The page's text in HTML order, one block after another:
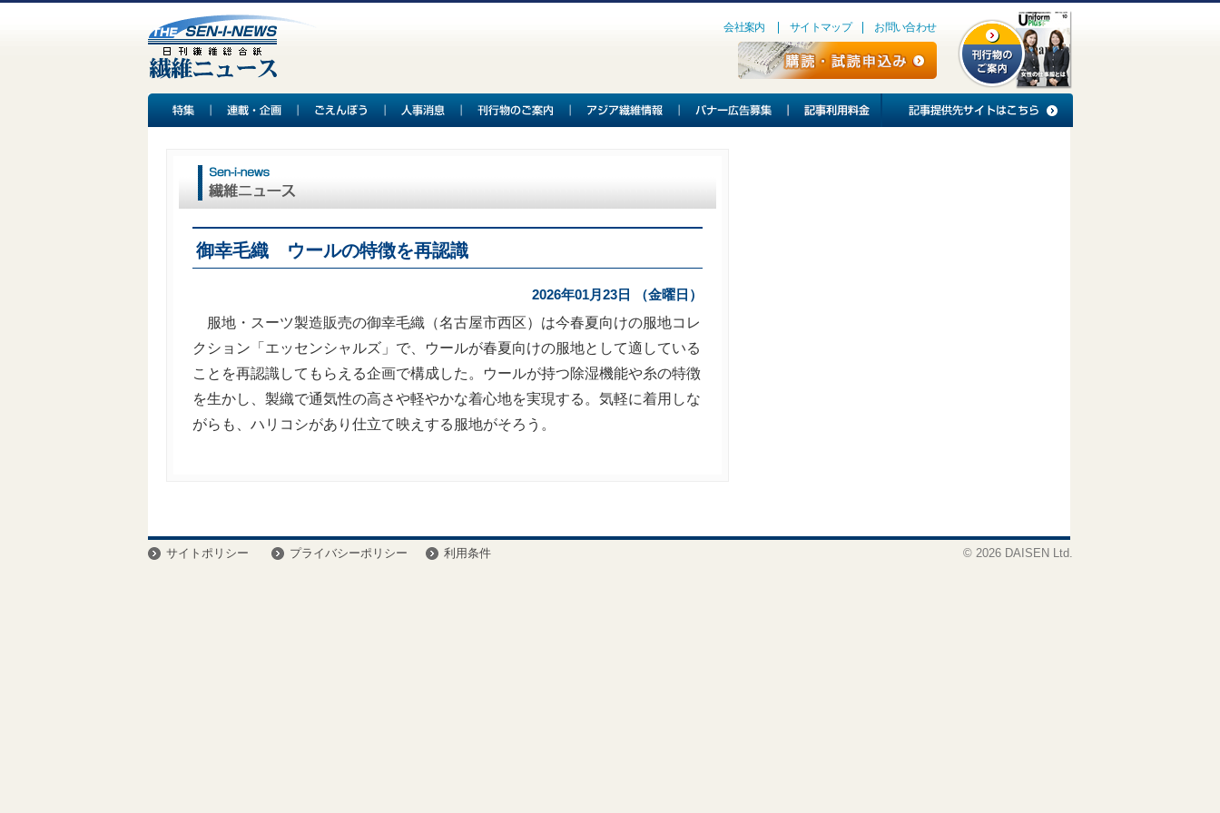
会社案内 サイトマップ お問い合わせ
御幸毛織 ウールの特徴を再認識
2026年01月23日 （金曜日）
服地・スーツ製造販売の御幸毛織（名古屋市西区）は今春夏向けの服地コレ
クション「エッセンシャルズ」で、ウールが春夏向けの服地として適している
ことを再認識してもらえる企画で構成した。ウールが持つ除湿機能や糸の特徴
を生かし、製織で通気性の高さや軽やかな着心地を実現する。気軽に着用しな
がらも、ハリコシがあり仕立て映えする服地がそろう。
サイトポリシー プライバシーポリシー 利用条件 © 2026 DAISEN Ltd.